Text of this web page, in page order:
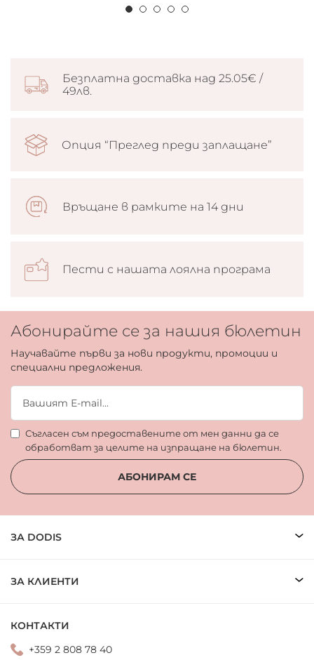
Безплатна доставка над 25.05€ /
49лв.
Опция “Преглед преди заплащане”
Връщане в рамките на 14 дни
Пести с нашата лоялна програма
Абонирайте се за нашия бюлетин
Научавайте първи за нови продукти, промоции и
специални предложения.
Съгласен съм предоставените от мен данни да се
обработват за целите на изпращане на бюлетин.
АБОНИРАМ СЕ
ЗА DODIS
ЗА КЛИЕНТИ
КОНТАКТИ
+359 2 808 78 40